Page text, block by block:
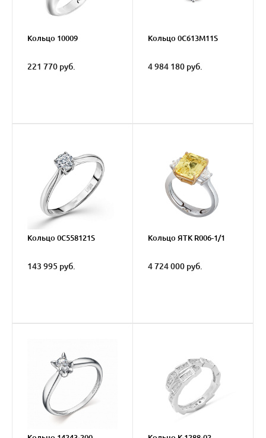
Кольцо 10009
221 770 руб.
Кольцо 0C613M11S
4 984 180 руб.
Кольцо 0C558121S
143 995 руб.
Кольцо ЯТК R006-1/1
4 724 000 руб.